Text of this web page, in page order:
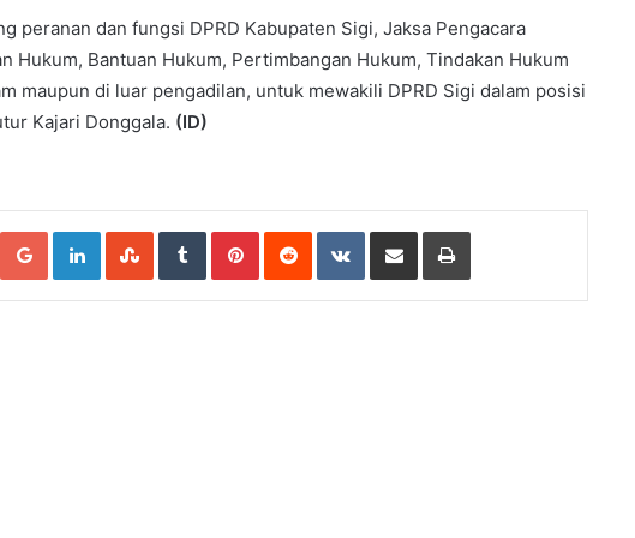
peranan dan fungsi DPRD Kabupaten Sigi, Jaksa Pengacara
Hukum, Bantuan Hukum, Pertimbangan Hukum, Tindakan Hukum
maupun di luar pengadilan, untuk mewakili DPRD Sigi dalam posisi
Kajari Donggala. (ID)
Google+LinkedInStumbleUpon
TumblrPinterestReddit VKontakteShare
Email
Print